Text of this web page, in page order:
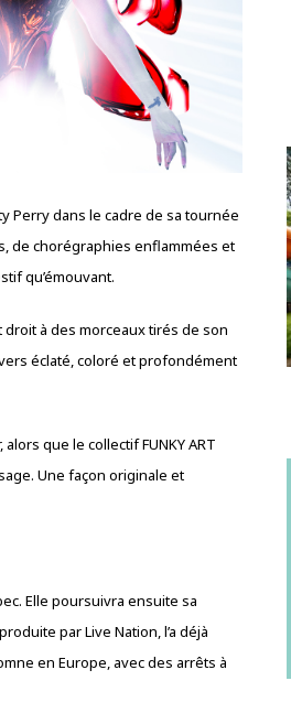
Perry dans le cadre de sa tournée
de chorégraphies enflammées et
qu’émouvant.
à des morceaux tirés de son
éclaté, coloré et profondément
que le collectif FUNKY ART
Une façon originale et
Elle poursuivra ensuite sa
, produite par Live Nation, l’a déjà
en Europe, avec des arrêts à